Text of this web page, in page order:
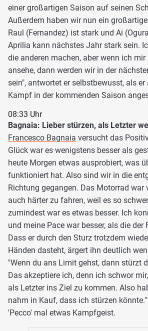
einer großartigen Saison auf seinen
Außerdem haben wir nun ein
Raul (Fernandez) ist stark und Ai
Aprilia kann nächstes Jahr stark sein.
die anderen machen, aber wenn ich mir
ansehe, dann werden wir in der
sein", antwortet er selbstbewusst, als er
Kampf in der kommenden Saison
08:33 Uhr
Bagnaia: Lieber stürzen, als Letzter
Francesco Bagnaia versucht das
Glück war es wenigstens besser als
heute Morgen etwas ausprobiert, was
funktioniert hat. Also sind wir in die
Richtung gegangen. Das Motorrad war
auch härter zu fahren, weil es so
zumindest war es etwas besser. Ich
und meine Pace war besser, als die der
Dass er durch den Sturz trotzdem
Händen dasteht, ärgert ihn deutlich
"Wenn du ans Limit gehst, dann stürzt
Das akzeptiere ich, denn ich schwor
als Letzter ins Ziel zu kommen. Also
nahm in Kauf, dass ich stürzen
'Pecco' mal etwas Kampfgeist.